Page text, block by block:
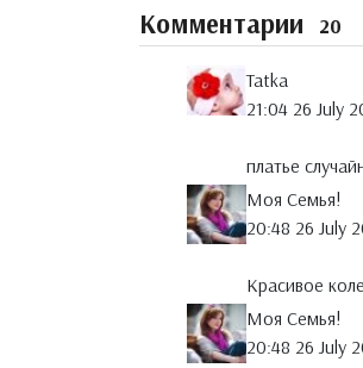
Комментарии 20
Tatka
21:04 26 July
платье
Моя Семья!
20:48 26 July
Красивое
Моя Семья!
20:48 26 July